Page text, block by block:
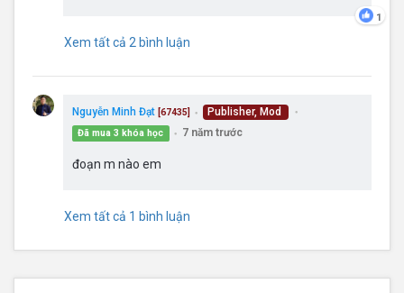
1
Xem tất cả 2 bình luận
Nguyễn Minh Đạt [67435] ● Publisher, Mod ●
Đã mua 3 khóa học ● 7 năm trước
đoạn m nào em
Xem tất cả 1 bình luận